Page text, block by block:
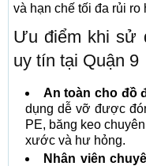
và hạn chế tối đa rủi ro
Ưu điểm khi sử
uy tín tại Quận 9
An toàn cho đồ
dụng dễ vỡ được
PE, băng keo
xước và hư hỏng.
Nhân viên